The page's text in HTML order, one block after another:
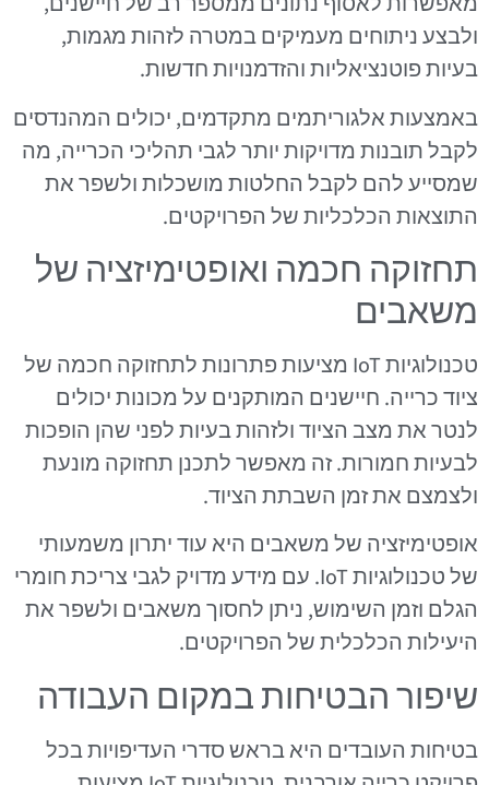
ולבצע ניתוחים מעמיקים במטרה לזהות מגמות,
בעיות פוטנציאליות והזדמנויות חדשות.
באמצעות אלגוריתמים מתקדמים, יכולים המהנדסים
לקבל תובנות מדויקות יותר לגבי תהליכי הכרייה, מה
שמסייע להם לקבל החלטות מושכלות ולשפר את
התוצאות הכלכליות של הפרויקטים.
תחזוקה חכמה ואופטימיזציה של
משאבים
טכנולוגיות IoT מציעות פתרונות לתחזוקה חכמה של
ציוד כרייה. חיישנים המותקנים על מכונות יכולים
לנטר את מצב הציוד ולזהות בעיות לפני שהן הופכות
לבעיות חמורות. זה מאפשר לתכנן תחזוקה מונעת
ולצמצם את זמן השבתת הציוד.
אופטימיזציה של משאבים היא עוד יתרון משמעותי
של טכנולוגיות IoT. עם מידע מדויק לגבי צריכת חומרי
הגלם וזמן השימוש, ניתן לחסוך משאבים ולשפר את
היעילות הכלכלית של הפרויקטים.
שיפור הבטיחות במקום העבודה
בטיחות העובדים היא בראש סדרי העדיפויות בכל